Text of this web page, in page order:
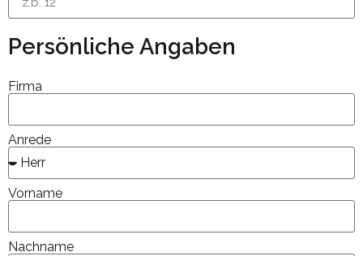
Persönliche Angaben
Firma
Anrede
Vorname
Nachname